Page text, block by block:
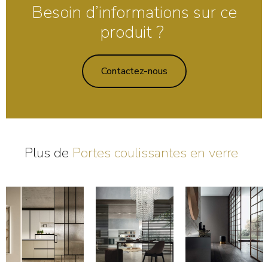
Besoin d’informations sur ce
produit ?
Contactez-nous
Plus de Portes coulissantes en verre